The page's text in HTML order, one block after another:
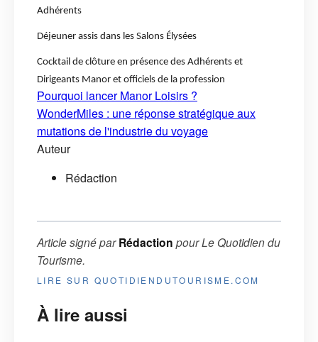
Adhérents
Déjeuner assis dans les Salons Élysées
Cocktail de clôture en présence des Adhérents et
Dirigeants Manor et officiels de la profession
Pourquoi lancer Manor Loisirs ?
WonderMiles : une réponse stratégique aux
mutations de l'industrie du voyage
Auteur
Rédaction
Article signé parRédaction pourLe Quotidien du
Tourisme.
LIRE SUR QUOTIDIENDUTOURISME.COM
À lire aussi